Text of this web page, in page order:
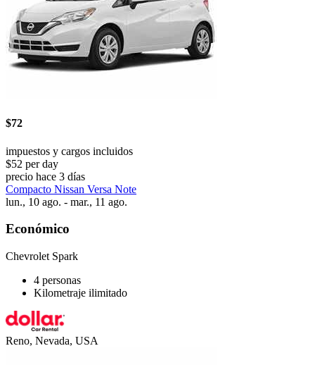
$72
impuestos y cargos incluidos
$52 per day
precio hace 3 días
Compacto Nissan Versa Note
lun., 10 ago. - mar., 11 ago.
Económico
Chevrolet Spark
4 personas
Kilometraje ilimitado
Reno, Nevada, USA